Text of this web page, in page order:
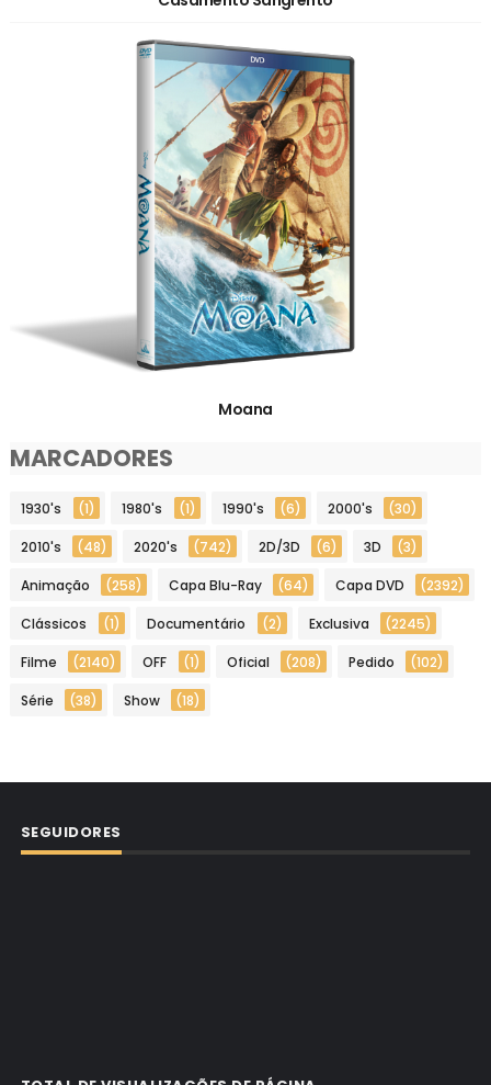
Moana
MARCADORES
1930's (1) 1980's (1) 1990's (6) 2000's (30)
2010's (48) 2020's (742) 2D/3D (6) 3D (3)
Animação (258) Capa Blu-Ray (64) Capa DVD (2392)
Clássicos (1) Documentário (2) Exclusiva (2245)
Filme (2140) OFF (1) Oficial (208) Pedido (102)
Série (38) Show (18)
SEGUIDORES